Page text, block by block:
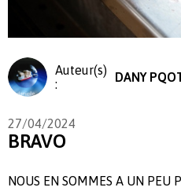
Auteur(s)
:
DANY
27/04/2024
BRAVO
NOUS EN SOMMES A UN PEU